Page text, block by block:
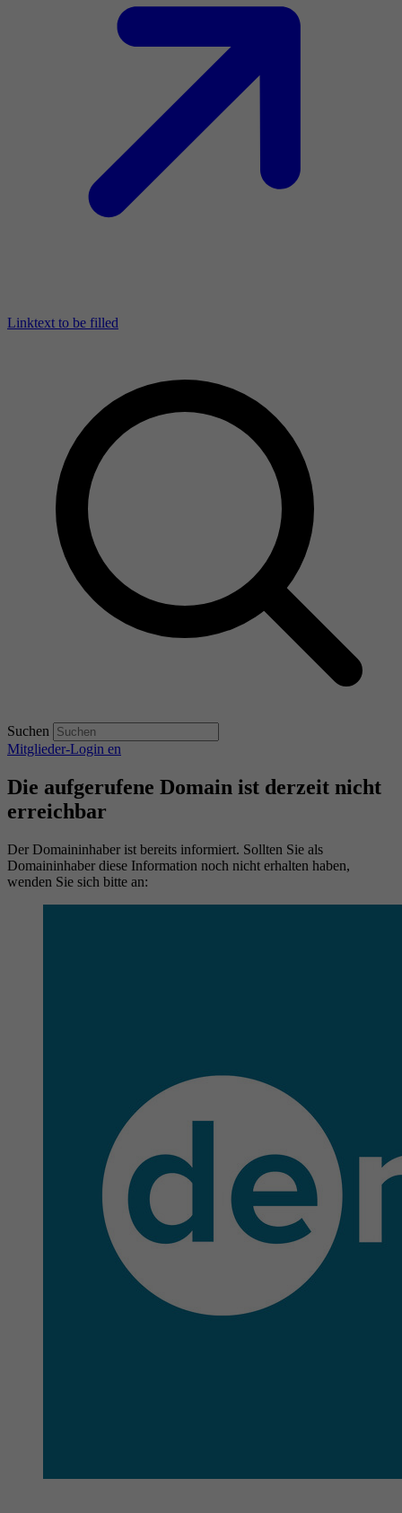
Linktext to be filled
Suchen
Mitglieder-Login en
Die aufgerufene Domain ist derzeit nicht
erreichbar
Der Domaininhaber ist bereits informiert. Sollten Sie als
Domaininhaber diese Information noch nicht erhalten haben,
wenden Sie sich bitte an: